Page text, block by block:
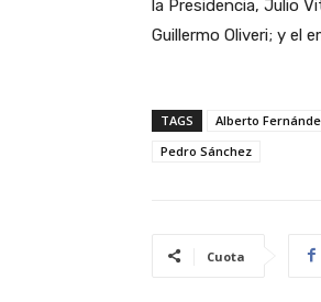
la Presidencia, Julio
Guillermo Oliveri; y el
TAGS Alberto
Pedro Sánchez
Cuota